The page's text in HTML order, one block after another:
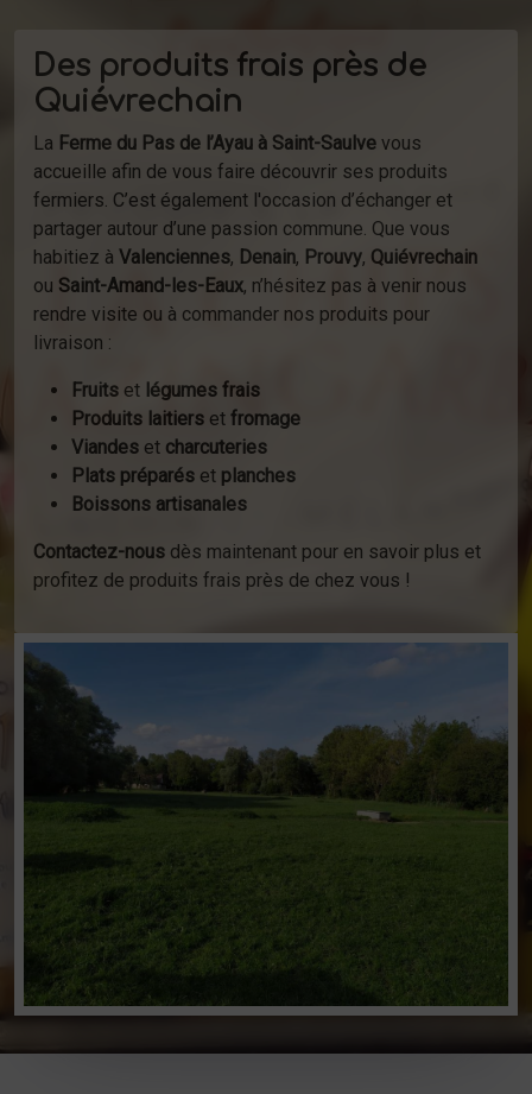
Des produits frais près de
Quiévrechain
La Ferme du Pas de l’Ayau à Saint-Saulve vous
accueille afin de vous faire découvrir ses produits
fermiers. C’est également l'occasion d’échanger et
partager autour d’une passion commune. Que vous
habitiez à Valenciennes, Denain, Prouvy, Quiévrechain
ou Saint-Amand-les-Eaux, n’hésitez pas à venir nous
rendre visite ou à commander nos produits pour
livraison :
Fruits et légumes frais
Produits laitiers et fromage
Viandes et charcuteries
Plats préparés et planches
Boissons artisanales
Contactez-nous dès maintenant pour en savoir plus et
profitez de produits frais près de chez vous !